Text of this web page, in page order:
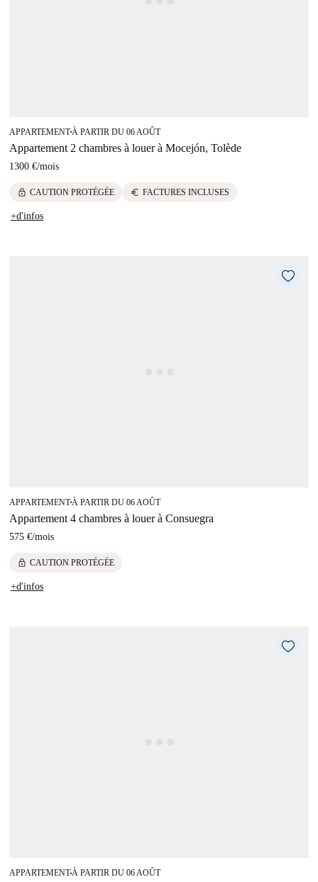
APPARTEMENT■À PARTIR DU 06 AOÛT
Appartement 2 chambres à louer à Mocejón, Tolède
1300 €/mois
lock CAUTION PROTÉGÉE euro FACTURES INCLUSES
+d'infos
APPARTEMENT■À PARTIR DU 06 AOÛT
Appartement 4 chambres à louer à Consuegra
575 €/mois
lock CAUTION PROTÉGÉE
+d'infos
APPARTEMENT■À PARTIR DU 06 AOÛT